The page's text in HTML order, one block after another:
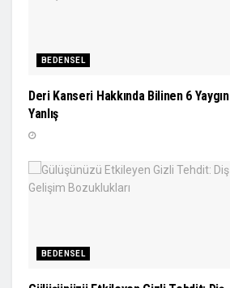
BEDENSEL
Deri Kanseri Hakkında Bilinen 6 Yaygın
Yanlış
BEDENSEL